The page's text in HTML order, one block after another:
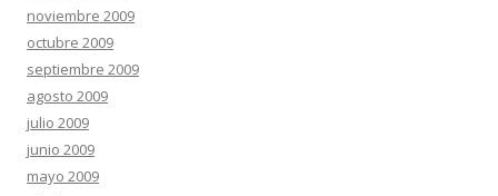
noviembre 2009
octubre 2009
septiembre 2009
agosto 2009
julio 2009
junio 2009
mayo 2009